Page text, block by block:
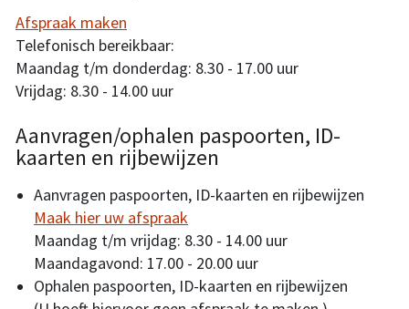
Afspraak maken
Telefonisch bereikbaar:
Maandag t/m donderdag: 8.30 - 17.00 uur
Vrijdag: 8.30 - 14.00 uur
Aanvragen/ophalen paspoorten, ID-
kaarten en rijbewijzen
Aanvragen paspoorten, ID-kaarten en rijbewijzen
Maak hier uw afspraak
Maandag t/m vrijdag: 8.30 - 14.00 uur
Maandagavond: 17.00 - 20.00 uur
Ophalen paspoorten, ID-kaarten en rijbewijzen